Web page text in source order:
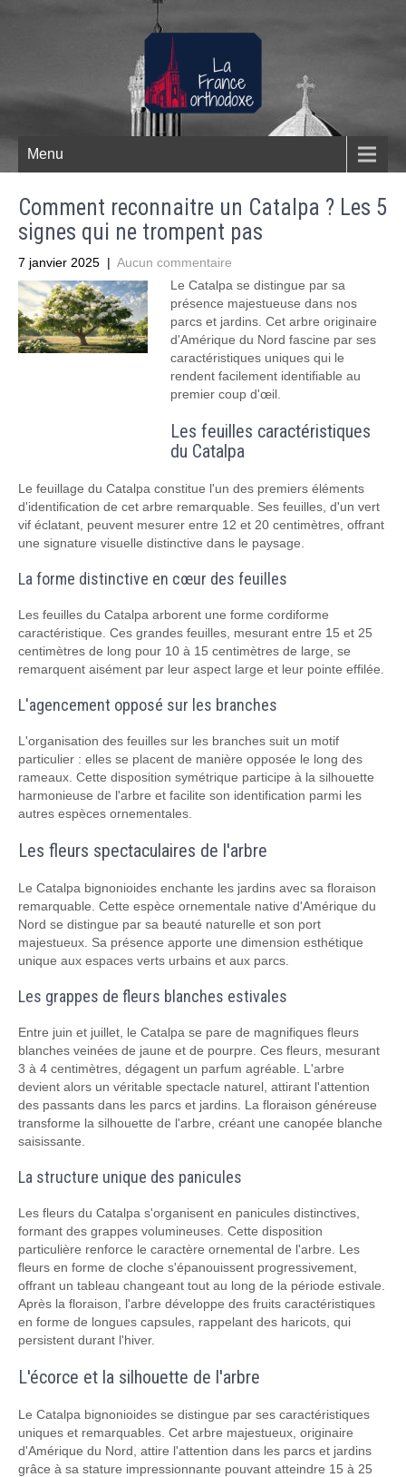
Menu
Comment reconnaitre un Catalpa ? Les 5
signes qui ne trompent pas
7 janvier 2025 | Aucun commentaire
Le Catalpa se distingue par sa
présence majestueuse dans nos
parcs et jardins. Cet arbre originaire
d'Amérique du Nord fascine par ses
caractéristiques uniques qui le
rendent facilement identifiable au
premier coup d'œil.
Les feuilles caractéristiques
du Catalpa
Le feuillage du Catalpa constitue l'un des premiers éléments
d'identification de cet arbre remarquable. Ses feuilles, d'un vert
vif éclatant, peuvent mesurer entre 12 et 20 centimètres, offrant
une signature visuelle distinctive dans le paysage.
La forme distinctive en cœur des feuilles
Les feuilles du Catalpa arborent une forme cordiforme
caractéristique. Ces grandes feuilles, mesurant entre 15 et 25
centimètres de long pour 10 à 15 centimètres de large, se
remarquent aisément par leur aspect large et leur pointe effilée.
L'agencement opposé sur les branches
L'organisation des feuilles sur les branches suit un motif
particulier : elles se placent de manière opposée le long des
rameaux. Cette disposition symétrique participe à la silhouette
harmonieuse de l'arbre et facilite son identification parmi les
autres espèces ornementales.
Les fleurs spectaculaires de l'arbre
Le Catalpa bignonioides enchante les jardins avec sa floraison
remarquable. Cette espèce ornementale native d'Amérique du
Nord se distingue par sa beauté naturelle et son port
majestueux. Sa présence apporte une dimension esthétique
unique aux espaces verts urbains et aux parcs.
Les grappes de fleurs blanches estivales
Entre juin et juillet, le Catalpa se pare de magnifiques fleurs
blanches veinées de jaune et de pourpre. Ces fleurs, mesurant
3 à 4 centimètres, dégagent un parfum agréable. L'arbre
devient alors un véritable spectacle naturel, attirant l'attention
des passants dans les parcs et jardins. La floraison généreuse
transforme la silhouette de l'arbre, créant une canopée blanche
saisissante.
La structure unique des panicules
Les fleurs du Catalpa s'organisent en panicules distinctives,
formant des grappes volumineuses. Cette disposition
particulière renforce le caractère ornemental de l'arbre. Les
fleurs en forme de cloche s'épanouissent progressivement,
offrant un tableau changeant tout au long de la période estivale.
Après la floraison, l'arbre développe des fruits caractéristiques
en forme de longues capsules, rappelant des haricots, qui
persistent durant l'hiver.
L'écorce et la silhouette de l'arbre
Le Catalpa bignonioides se distingue par ses caractéristiques
uniques et remarquables. Cet arbre majestueux, originaire
d'Amérique du Nord, attire l'attention dans les parcs et jardins
grâce à sa stature impressionnante pouvant atteindre 15 à 25